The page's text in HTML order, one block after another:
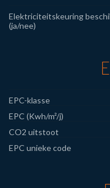
Elektriciteitskeuring
(ja/nee)
EPC-klasse
EPC (Kwh/m²/j)
CO2 uitstoot
EPC unieke code